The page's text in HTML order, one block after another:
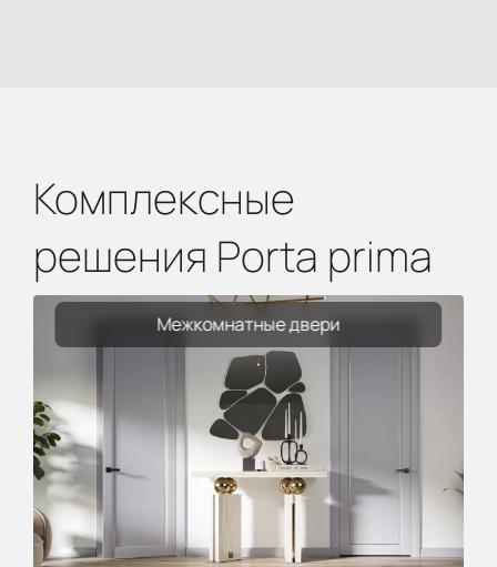
Комплексные
решения Porta prima
Межкомнатные двери